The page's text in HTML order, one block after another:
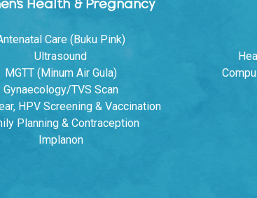
Care (Buku Pink)
Ultrasound
MGTT (Minum Air Gula)
Gynaecology/TVS Scan
HPV Screening & Vaccination
Planning & Contraception
Implanon